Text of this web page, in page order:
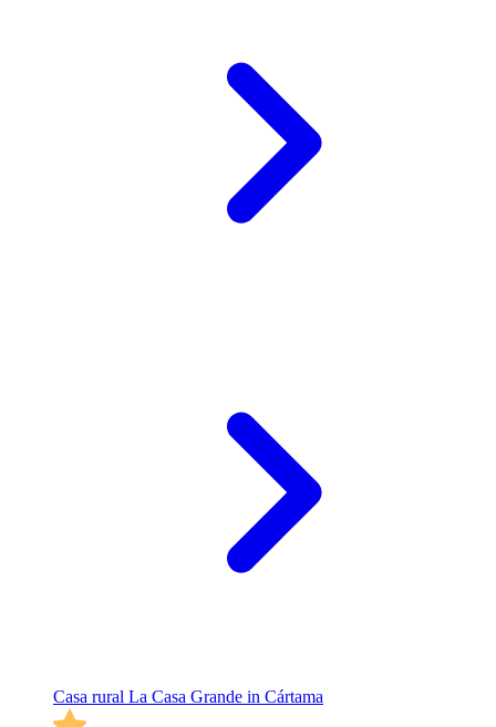
Casa rural La Casa Grande in Cártama